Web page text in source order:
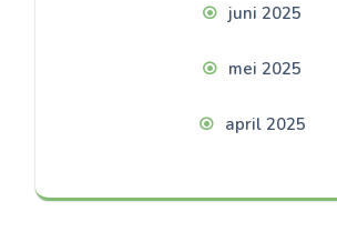
juni 2025
mei 2025
april 2025